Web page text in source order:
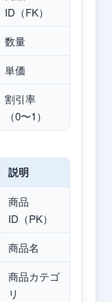
ID（FK）
数量
単価
割引率
（0〜1）
説明
商品
ID（PK）
商品名
商品カテゴ
リ